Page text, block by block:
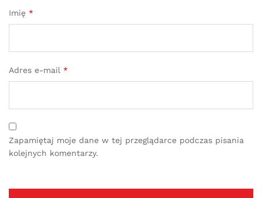
Imię *
Adres e-mail *
Zapamiętaj moje dane w tej przeglądarce podczas pisania
kolejnych komentarzy.